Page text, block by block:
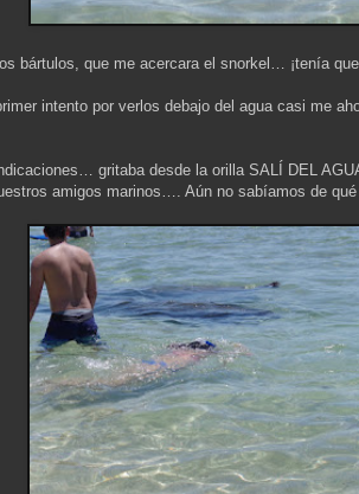
bártulos, que me acercara el snorkel… ¡tenía
intento por verlos debajo del agua casi me
gritaba desde la orilla SALÍ DEL
amigos marinos…. Aún no sabíamos de